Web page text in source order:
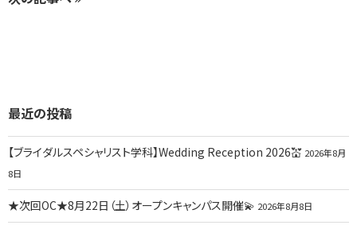
最近の投稿
【ブライダルスペシャリスト学科】Wedding Reception 2026💒 2026年8月
8日
★次回OC★8月22日（土）オープンキャンパス開催💫 2026年8月8日